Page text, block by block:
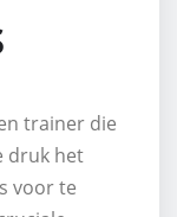
trainer die
druk het
voor te